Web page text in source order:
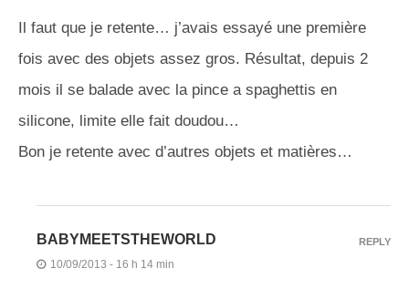
Il faut que je retente… j’avais essayé une première
fois avec des objets assez gros. Résultat, depuis 2
mois il se balade avec la pince a spaghettis en
silicone, limite elle fait doudou…
Bon je retente avec d’autres objets et matières…
BABYMEETSTHEWORLD
10/09/2013 - 16 h 14 min
REPLY